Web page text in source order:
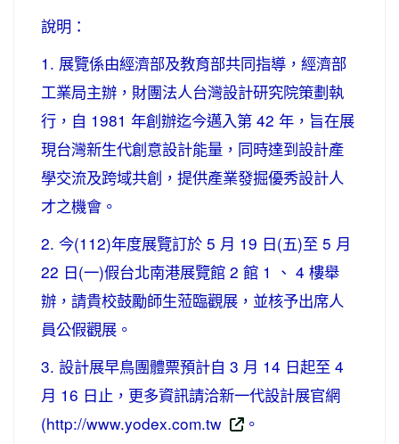
說明：
1. 展覽係由經濟部及教育部共同指導，經濟部
工業局主辦，財團法人台灣設計研究院策劃執
行，自 1981 年創辦迄今邁入第 42 年，旨在展
現台灣新生代創意設計能量，同時達到設計產
學交流及跨域共創，提供產業發掘優秀設計人
才之機會。
2. 今(112)年度展覽訂於 5 月 19 日(五)至 5 月
22 日(一)假台北南港展覽館 2 館 1 、 4 樓舉
辦，請貴校鼓勵師生蒞臨觀展，並核予出席人
員公假觀展。
3. 設計展早鳥團體票預計自 3 月 14 日起至 4
月 16 日止，更多資訊請洽新一代設計展官網
(http://www.yodex.com.tw
。